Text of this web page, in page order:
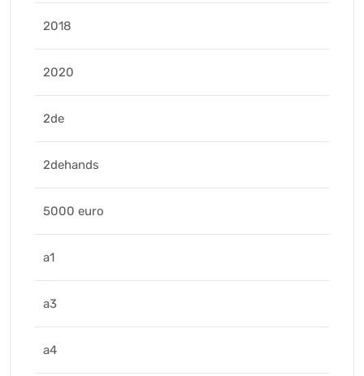
2018
2020
2de
2dehands
5000 euro
a1
a3
a4